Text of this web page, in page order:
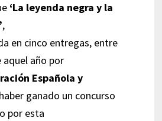
‘La leyenda negra y la
,
en cinco entregas, entre
año por
Española y
ganado un concurso
por esta